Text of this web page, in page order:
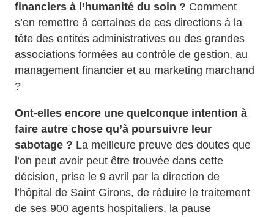
financiers à l’humanité du soin ? Comment
s’en remettre à certaines de ces directions à la
tête des entités administratives ou des grandes
associations formées au contrôle de gestion, au
management financier et au marketing marchand
?
Ont-elles encore une quelconque intention à
faire autre chose qu’à poursuivre leur
sabotage ? La meilleure preuve des doutes que
l’on peut avoir peut être trouvée dans cette
décision, prise le 9 avril par la direction de
l’hôpital de Saint Girons, de réduire le traitement
de ses 900 agents hospitaliers, la pause